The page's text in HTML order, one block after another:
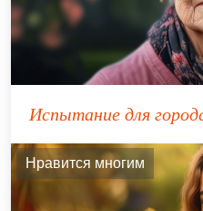
Испытание для
Нравится многим